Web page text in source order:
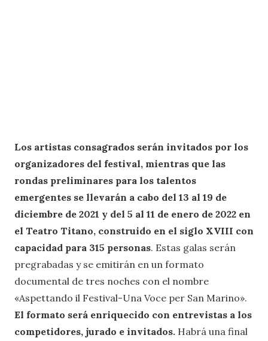
Los artistas consagrados serán invitados por los
organizadores del festival, mientras que las
rondas preliminares para los talentos
emergentes se llevarán a cabo del 13 al 19 de
diciembre de 2021 y del 5 al 11 de enero de 2022 en
el Teatro Titano, construido en el siglo XVIII con
capacidad para 315 personas. Estas galas serán
pregrabadas y se emitirán en un formato
documental de tres noches con el nombre
«Aspettando il Festival-Una Voce per San Marino».
El formato será enriquecido con entrevistas a los
competidores, jurado e invitados. Habrá una final